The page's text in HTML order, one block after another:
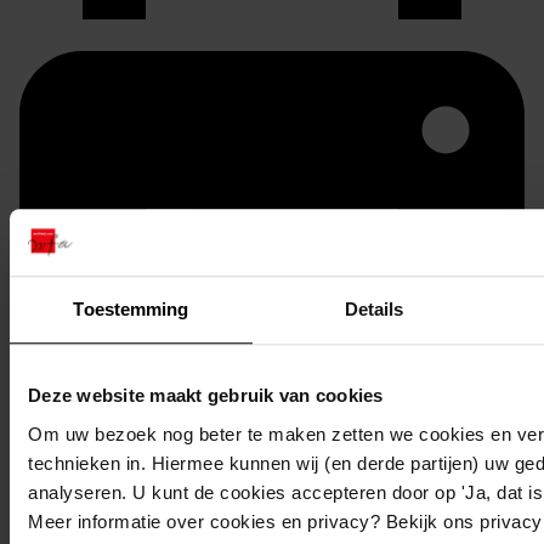
Toestemming Details
Deze website maakt gebruik van cookies
Om uw bezoek nog beter te maken zetten we cookies en
technieken in. Hiermee kunnen wij (en derde partijen) uw
analyseren. U kunt de cookies accepteren door op 'Ja, dat
Meer informatie over cookies en privacy? Bekijk ons
Printen